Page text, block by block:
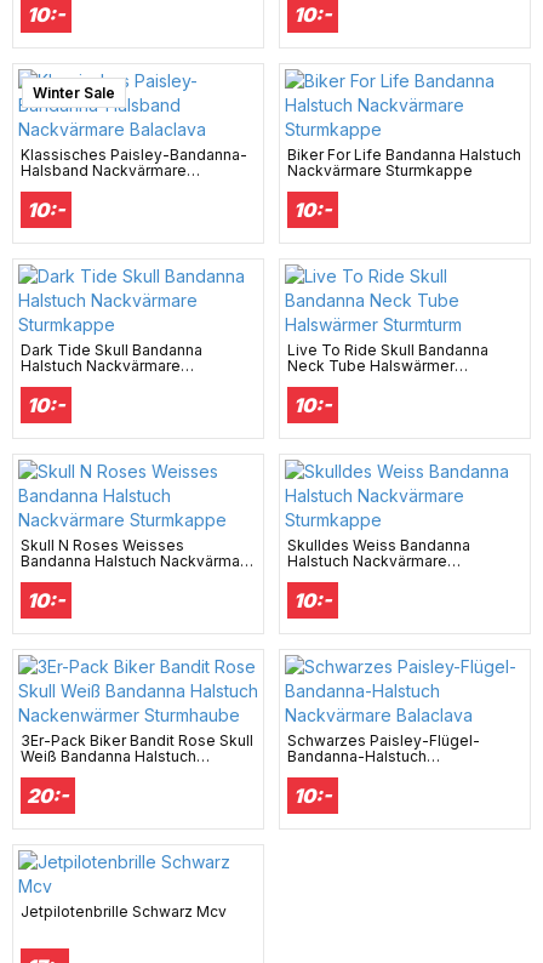
10:- 10:-
Winter Sale
Klassisches Paisley-Bandanna-
Halsband Nackvärmare
10:-
Biker For Life Bandanna Halstuch
Nackvärmare Sturmkappe
10:-
Dark Tide Skull Bandanna
Halstuch Nackvärmare
10:-
Live To Ride Skull Bandanna
Neck Tube Halswärmer
10:-
Skull N Roses Weisses
Bandanna Halstuch Nackvärmare
10:-
Skulldes Weiss Bandanna
Halstuch Nackvärmare
10:-
3Er-Pack Biker Bandit Rose Skull
Weiß Bandanna Halstuch
20:-
Schwarzes Paisley-Flügel-
Bandanna-Halstuch
10:-
Jetpilotenbrille Schwarz Mcv